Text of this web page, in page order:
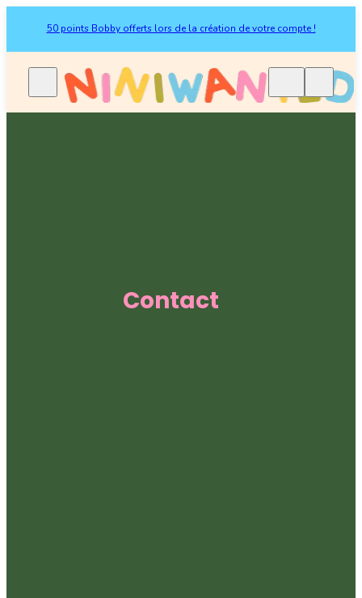
50 points Bobby offerts lors de la création de votre compte !
Contact